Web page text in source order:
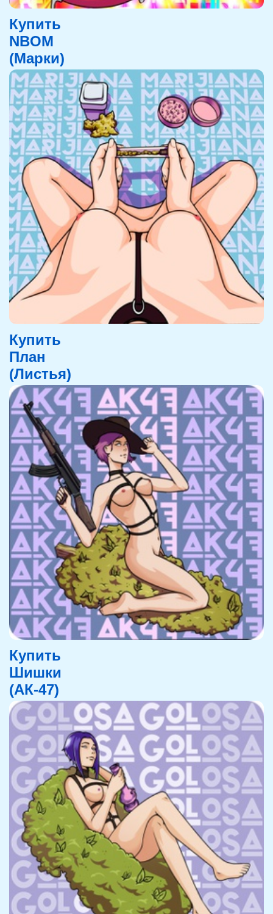
Купить
NBOM
(Марки)
Купить
План
(Листья)
Купить
Шишки
(АК-47)